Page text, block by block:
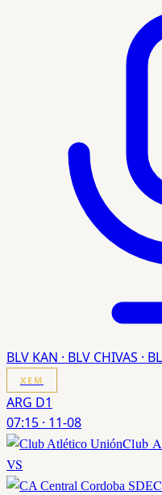
BLV KAN · BLV CHIVAS ·
XEM
ARG D1
07:15 · 11-08
Club
VS